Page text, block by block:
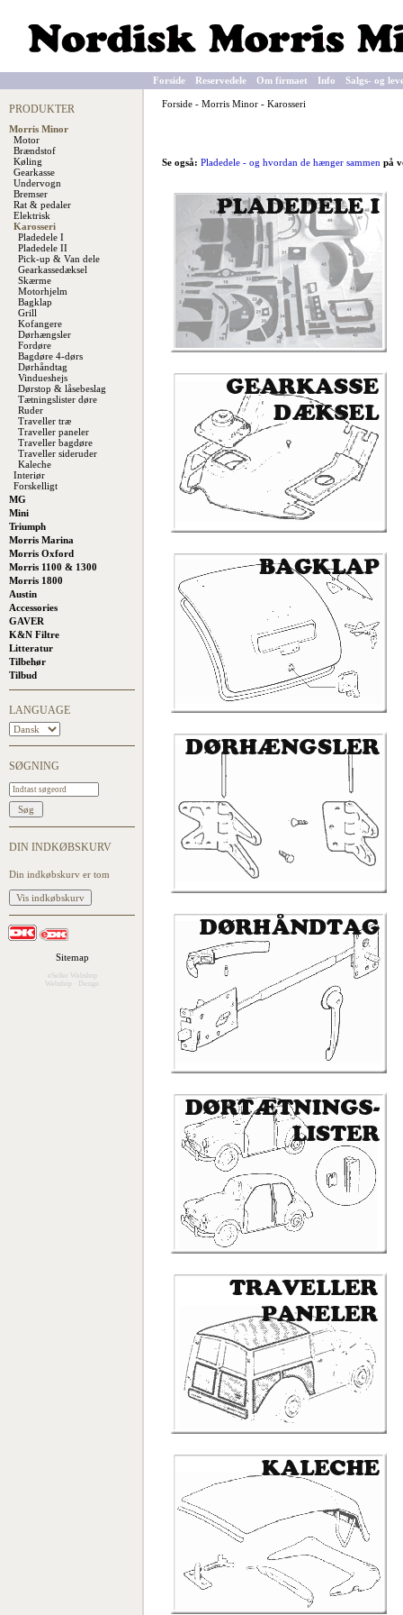
Forside Reservedele Om firmaet Info Salgs- og
PRODUKTER
Morris Minor
Motor
Brændstof
Køling
Gearkasse
Undervogn
Bremser
Rat & pedaler
Elektrisk
Karosseri
Pladedele I
Pladedele II
Pick-up & Van dele
Gearkassedæksel
Skærme
Motorhjelm
Bagklap
Grill
Kofangere
Dørhængsler
Fordøre
Bagdøre 4-dørs
Dørhåndtag
Vindueshejs
Dørstop & låsebeslag
Tætningslister døre
Ruder
Traveller træ
Traveller paneler
Traveller bagdøre
Traveller sideruder
Kaleche
Interiør
Forskelligt
MG
Mini
Triumph
Morris Marina
Morris Oxford
Morris 1100 & 1300
Morris 1800
Austin
Accessories
GAVER
K&N Filtre
Litteratur
Tilbehør
Tilbud
LANGUAGE
SØGNING
DIN INDKØBSKURV
Din indkøbskurv er tom
Sitemap
eSeller Webshop
Webshop
Design
Forside - Morris Minor - Karosseri
Se også: Pladedele - og hvordan de hænger sammen på